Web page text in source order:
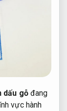
dấu gỗđang
vực hành